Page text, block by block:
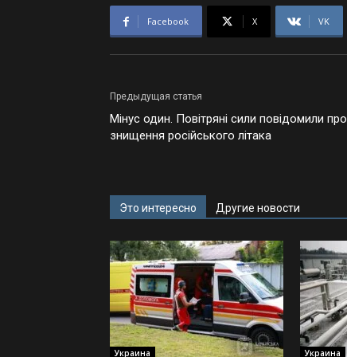
Facebook X VK
Предыдущая статья
Мінус один. Повітряні сили повідомили про
знищення російського літака
Это интересно Другие новости
Украина Украина